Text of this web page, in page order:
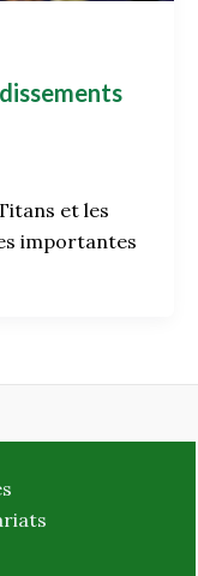
et les
importantes